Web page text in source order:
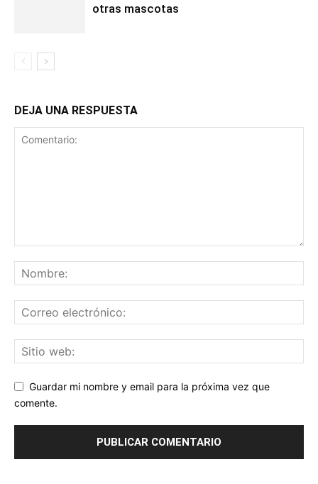
otras mascotas
DEJA UNA RESPUESTA
Guardar mi nombre y email para la próxima vez que
comente.